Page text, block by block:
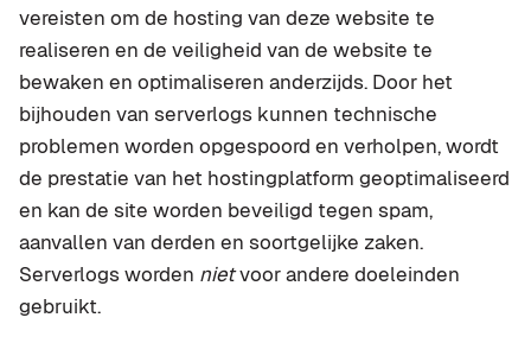
vereisten om de hosting van deze website te
realiseren en de veiligheid van de website te
bewaken en optimaliseren anderzijds. Door het
bijhouden van serverlogs kunnen technische
problemen worden opgespoord en verholpen, wordt
de prestatie van het hostingplatform geoptimaliseerd
en kan de site worden beveiligd tegen spam,
aanvallen van derden en soortgelijke zaken.
Serverlogs worden nietvoor andere doeleinden
gebruikt.